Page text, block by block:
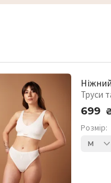
Труси
699
Розмір:
M